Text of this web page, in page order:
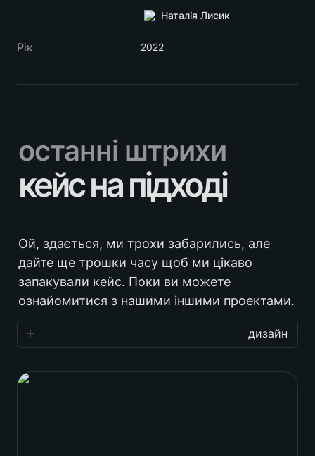
Наталія Лисик
Рік 2022
останні штрихи
кейс на підході
Ой, здається, ми трохи забарились, але
дайте ще трошки часу щоб ми цікаво
запакували кейс. Поки ви можете
ознайомитися з нашими іншими проектами.
дизайн
дизайн
Презентація